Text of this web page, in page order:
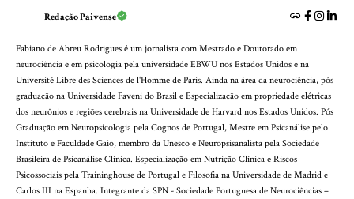
Redação Paivense
Fabiano de Abreu Rodrigues é um jornalista com Mestrado e Doutorado em
neurociência e em psicologia pela universidade EBWU nos Estados Unidos e na
Université Libre des Sciences de l'Homme de Paris. Ainda na área da neurociência, pós
graduação na Universidade Faveni do Brasil e Especialização em propriedade elétricas
dos neurônios e regiões cerebrais na Universidade de Harvard nos Estados Unidos. Pós
Graduação em Neuropsicologia pela Cognos de Portugal, Mestre em Psicanálise pelo
Instituto e Faculdade Gaio, membro da Unesco e Neuropsisanalista pela Sociedade
Brasileira de Psicanálise Clínica. Especialização em Nutrição Clínica e Riscos
Psicossociais pela Traininghouse de Portugal e Filosofia na Universidade de Madrid e
Carlos III na Espanha. Integrante da SPN - Sociedade Portuguesa de Neurociências –